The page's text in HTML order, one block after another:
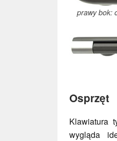
prawy bok:
Osprzęt
Klawiatura
wygląda